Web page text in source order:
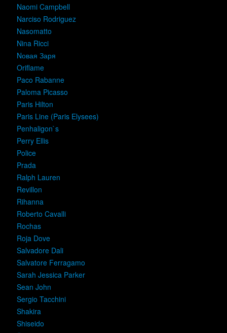
Naomi Campbell
Narciso Rodriguez
Nasomatto
Nina Ricci
Nовая Заря
Oriflame
Paco Rabanne
Paloma Picasso
Paris Hilton
Paris Line (Paris Elysees)
Penhaligon`s
Perry Ellis
Police
Prada
Ralph Lauren
Revillon
Rihanna
Roberto Cavalli
Rochas
Roja Dove
Salvadore Dali
Salvatore Ferragamo
Sarah Jessica Parker
Sean John
Sergio Tacchini
Shakira
Shiseido